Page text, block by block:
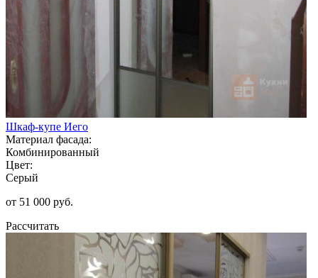
Шкаф-купе Иего
Материал фасада:
Комбинированный
Цвет:
Серый
от 51 000 руб.
Рассчитать